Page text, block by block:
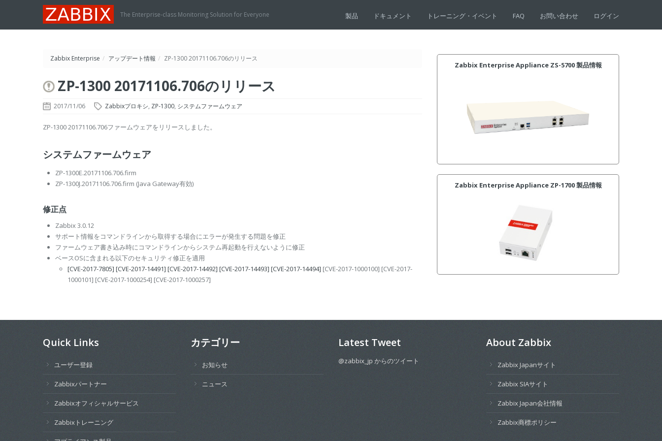
The Enterprise-class Monitoring Solution for Everyone 製品 ドキュメント トレーニング・イベント FAQ お問い合わせ ログイン
Zabbix Enterprise / アップデート情報 / ZP-1300 20171106.706のリリース
ZP-1300 20171106.706のリリース
2017/11/06 Zabbixプロキシ, ZP-1300, システムファームウェア
ZP-1300 20171106.706ファームウェアをリリースしました。
システムファームウェア
ZP-1300E.20171106.706.firm
ZP-1300J.20171106.706.firm (Java Gateway有効)
修正点
Zabbix 3.0.12
サポート情報をコマンドラインから取得する場合にエラーが発生する問題を修正
ファームウェア書き込み時にコマンドラインからシステム再起動を行えないように修正
ベースOSに含まれる以下のセキュリティ修正を適用
[CVE-2017-7805] [CVE-2017-14491] [CVE-2017-14492] [CVE-2017-14493] [CVE-2017-14494] [CVE-2017-1000100] [CVE-2017-
1000101] [CVE-2017-1000254] [CVE-2017-1000257]
Zabbix Enterprise Appliance ZS-5700 製品情報
Zabbix Enterprise Appliance ZP-1700 製品情報
Quick Links
ユーザー登録
Zabbixパートナー
Zabbixオフィシャルサービス
Zabbixトレーニング
カテゴリー
お知らせ
ニュース
Latest Tweet
@zabbix_jp からのツイート
About Zabbix
Zabbix Japanサイト
Zabbix SIAサイト
Zabbix Japan会社情報
Zabbix商標ポリシー